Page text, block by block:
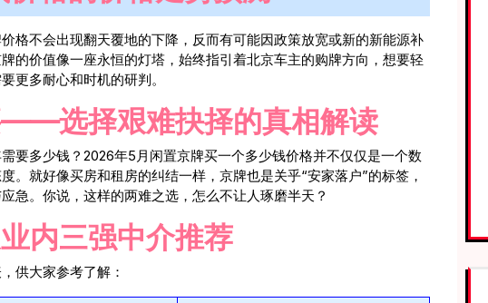
格不会出现翻天覆地的下降，反而有可能因政策放宽或新的新能源补
的价值像一座永恒的灯塔，始终指引着北京车主的购牌方向，想要轻
更多耐心和时机的研判。
选择艰难抉择的真相解读
要多少钱？2026年5月闲置京牌买一个多少钱价格并不仅仅是一个数
。就好像买房和租房的纠结一样，京牌也是关乎“安家落户”的标签，
急。你说，这样的两难之选，怎么不让人琢磨半天？
内三强中介推荐
供大家参考了解：